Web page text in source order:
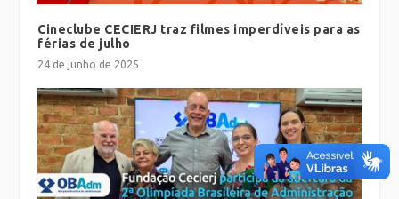
Cineclube CECIERJ traz filmes imperdíveis para as
férias de julho
24 de junho de 2025